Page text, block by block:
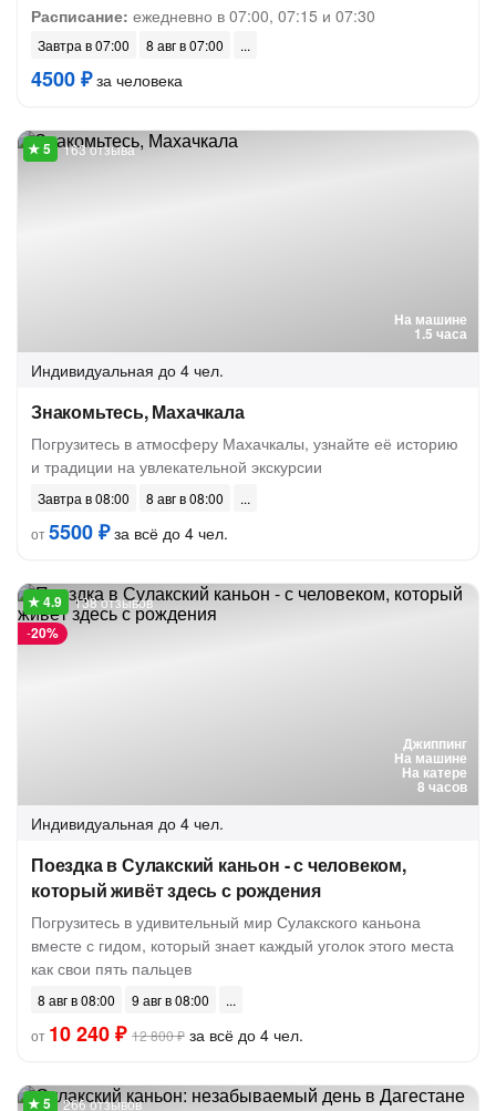
Расписание: ежедневно в 07:00, 07:15 и 07:30
Завтра в 07:00 8 авг в 07:00
4500 ₽за человека
На машине
1.5 часа
163 отзыва
Индивидуальная до 4 чел.
Знакомьтесь, Махачкала
Погрузитесь в атмосферу Махачкалы, узнайте её историю
и традиции на увлекательной экскурсии
Завтра в 08:00
8 авг в 08:00
от5500 ₽за всё до 4 чел.
Джиппинг
На машине
На катере
8 часов
-20%
138 отзывов
Индивидуальная до 4 чел.
Поездка в Сулакский каньон - с человеком,
который живёт здесь с рождения
Погрузитесь в удивительный мир Сулакского каньона
вместе с гидом, который знает каждый уголок этого места
как свои пять пальцев
8 авг в 08:00
9 авг в 08:00
от 10 240 ₽ 12 800 ₽ за всё до 4 чел.
266 отзывов